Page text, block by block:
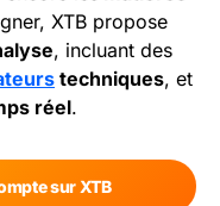
XTB propose
, incluant des
techniques, et
réel.
sur XTB